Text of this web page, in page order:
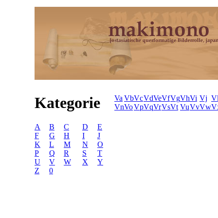
Kategorie
A B C D
E
F
G H I
J
K
L M N
O
P
Q R S
T
U
V W X
Y
Z
0
VaVbVcVdVeVfVgVhVi Vj
VnVoVpVqVrVsVt VuVvVw